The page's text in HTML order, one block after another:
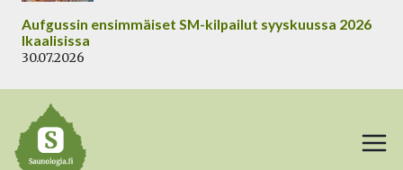
Aufgussin ensimmäiset SM-kilpailut syyskuussa 2026
Ikaalisissa
30.07.2026